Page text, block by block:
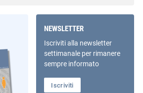
NEWSLETTER
Iscriviti alla newsletter
settimanale per rimanere
sempre informato
Iscriviti